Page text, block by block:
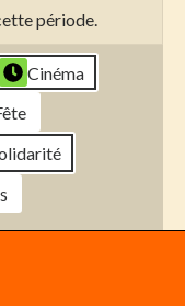
période.
Cinéma